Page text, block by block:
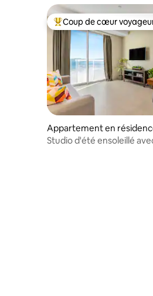
plage
Coups de cœur
Coup de cœur
Appartement en
Gibraltar
Studio d'été ensoleillé